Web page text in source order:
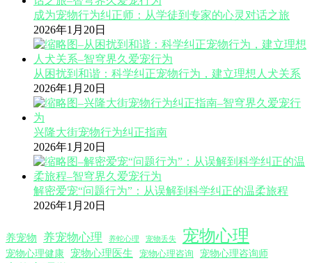
成为宠物行为纠正师：从学徒到专家的心灵对话之旅
2026年1月20日
从困扰到和谐：科学纠正宠物行为，建立理想人犬关系
2026年1月20日
兴隆大街宠物行为纠正指南
2026年1月20日
解密爱宠“问题行为”：从误解到科学纠正的温柔旅程
2026年1月20日
养宠物 养宠物心理 养蛇心理 宠物丢失 宠物心理
宠物心理健康 宠物心理医生 宠物心理咨询 宠物心理咨询师